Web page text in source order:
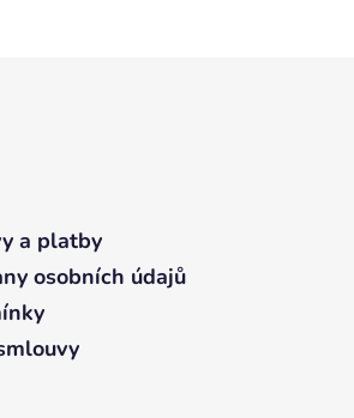
a platby
osobních údajů